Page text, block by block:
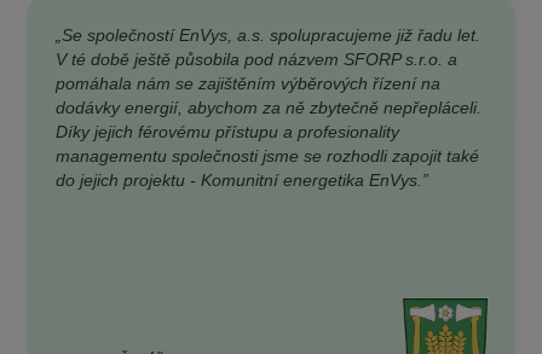
„Se společností EnVys, a.s. spolupracujeme již řadu let.
V té době ještě působila pod názvem SFORP s.r.o. a
pomáhala nám se zajištěním výběrových řízení na
dodávky energií, abychom za ně zbytečně nepřepláceli.
Díky jejich férovému přístupu a profesionality
managementu společnosti jsme se rozhodli zapojit také
do jejich projektu - Komunitní energetika EnVys.”